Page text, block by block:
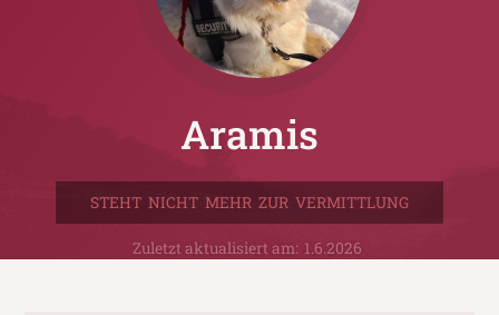
Aramis
STEHT NICHT MEHR ZUR VERMITTLUNG
Zuletzt aktualisiert am: 1.6.2026